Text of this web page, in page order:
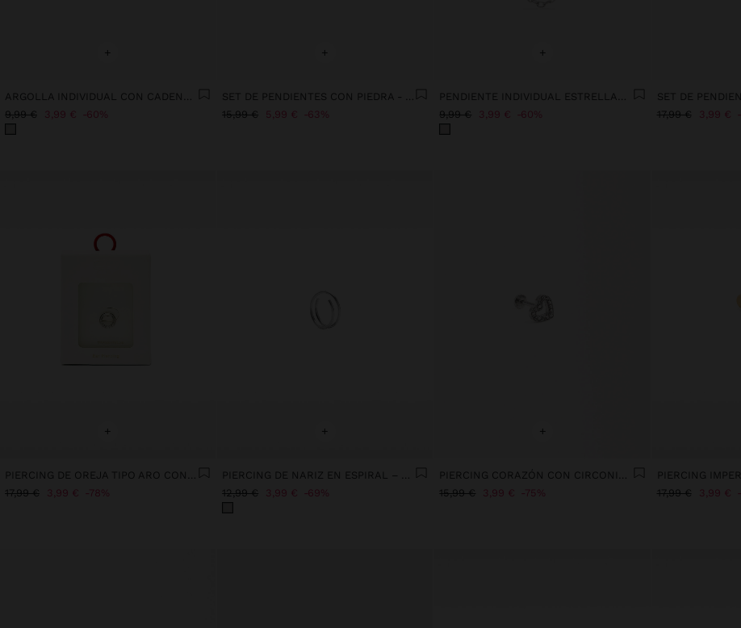
+
ARGOLLA INDIVIDUAL CON CADENAS Y CRISTALES - ACERO INOXIDABLE
9,99 € 3,99 € 60%
+
SET DE PENDIENTES CON PIEDRA - ACERO INOXIDABLE
15,99 € 5,99 € 63%
+
PENDIENTE INDIVIDUAL ESTRELLAS Y CADENA - ACERO INOXIDABLE
9,99 € 3,99 € 60% 17,99 € 3,99 €
+
PIERCING DE OREJA TIPO ARO CON CIRCONITAS – ACERO INOXIDABLE
17,99 € 3,99 € 78%
+
PIERCING DE NARIZ EN ESPIRAL – ACERO INOXIDABLE
12,99 € 3,99 € 69%
+
PIERCING CORAZÓN CON CIRCONITAS - ACERO INOXIDABLE
15,99 € 3,99 € 75% 17,99 € 3,99 €